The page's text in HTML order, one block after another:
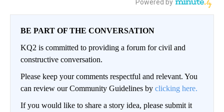
BE PART OF THE CONVERSATION
KQ2 is committed to providing a forum for civil and
constructive conversation.
Please keep your comments respectful and relevant. You
can review our Community Guidelines by clicking here.
If you would like to share a story idea, please submit it